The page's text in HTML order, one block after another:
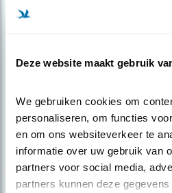
Deze website maakt gebruik
We gebruiken cookies om
personaliseren, om functies
en om ons websiteverkeer te
informatie over uw gebruik van
partners voor social media,
partners kunnen deze
Meld je aan en ontvang nieuws,
over vogels en activiteiten van